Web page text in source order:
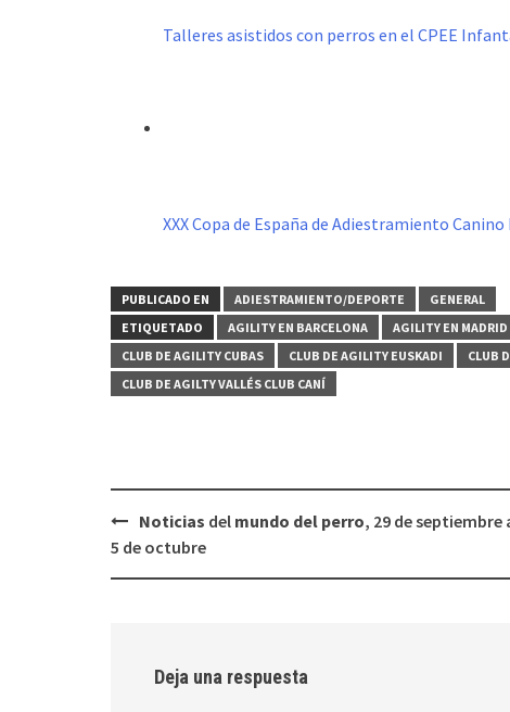
Talleres asistidos con perros en el CPEE
XXX Copa de España de Adiestramiento Canino
PUBLICADO EN ADIESTRAMIENTO/DEPORTE
GENERAL
ETIQUETADO
AGILITY EN BARCELONA AGILITY EN MADRID
CLUB DE AGILITY CUBAS
CLUB DE AGILITY EUSKADI CLUB
CLUB DE AGILTY VALLÉS CLUB CANÍ
Navegación
de
entradas
Noticias del mundo del perro, 29 de septiembre
5 de octubre
Deja una respuesta